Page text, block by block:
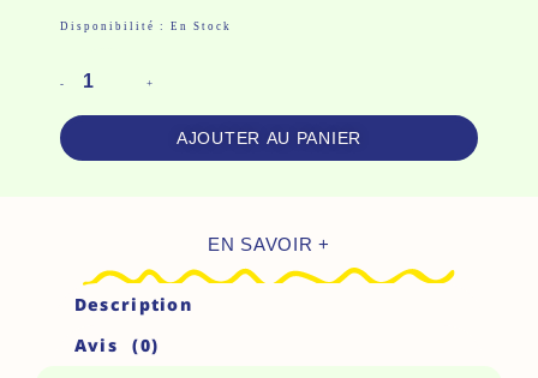
Disponibilité : En Stock
-
Quantité
Sticker
Pailleté
-
De
Mort
+
AJOUTER AU PANIER
EN SAVOIR +
Description
Avis (0)